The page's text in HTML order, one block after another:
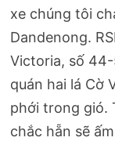
xe chúng tôi
Dandenong.
Victoria, số
quán hai lá Cờ
phới trong gió.
chắc hẵn sẽ